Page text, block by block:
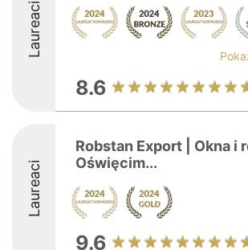
Laureaci
8.6
Laureaci
Robstan Export | Okna i
Oświęcim...
9.6